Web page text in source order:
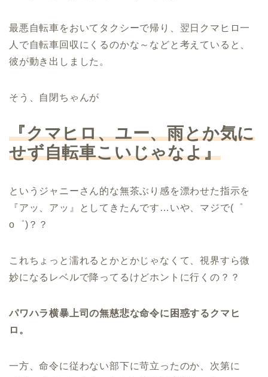
最悪自転車をおいてタクシーで帰り、翌日クマヒロ一
人で自転車回収にくるのかな～などと考えていると、
彼が動き出しました。
そう、自閉ちゃんが
『クマヒロ、ユー、雨とか気に
せず自転車こいじゃなよ』
というジャニーさん的な無茶ぶり感を漂わせた指示を
『アッ、アッ』としてきたんです…いや、マジで(゜
o゜)？？
これちょっと濡れるとかとかじゃなくて、視界すら微
妙になるレベルで降ってるけどホントに行くの？？
パワハラ横暴上司の無慈悲な命令に困惑するクマヒ
ロ。
一方、命令に従わない部下に苛立ったのか、次第に